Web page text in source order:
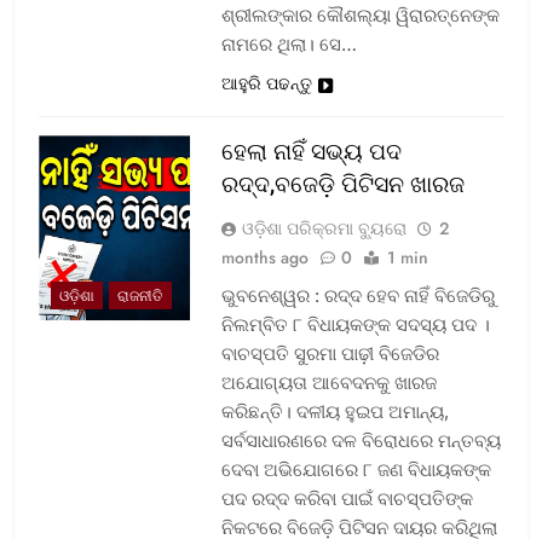
ଶ୍ରୀଲଙ୍କାର କୌଶଲ୍ୟା ୱିରାରତ୍ନେଙ୍କ
ନାମରେ ଥିଲା। ସେ…
ଆହୁରି ପଢନ୍ତୁ
ଓଡ଼ିଶା ରାଜନୀତି
ହେଲା ନାହିଁ ସଭ୍ୟ ପଦ
ରଦ୍ଦ,ବଜେଡ଼ି ପିଟିସନ ଖାରଜ
ଓଡ଼ିଶା ପରିକ୍ରମା ବ୍ୟୁରୋ
2
months ago
0 1 min
ଭୁବନେଶ୍ୱର : ରଦ୍ଦ ହେବ ନାହିଁ ବିଜେଡିରୁ
ନିଲମ୍ବିତ ୮ ବିଧାୟକଙ୍କ ସଦସ୍ୟ ପଦ ।
ବାଚସ୍ପତି ସୁରମା ପାଢ଼ୀ ବିଜେଡିର
ଅଯୋଗ୍ୟତା ଆବେଦନକୁ ଖାରଜ
କରିଛନ୍ତି। ଦଳୀୟ ହୁଇପ ଅମାନ୍ୟ,
ସର୍ବସାଧାରଣରେ ଦଳ ବିରୋଧରେ ମନ୍ତବ୍ୟ
ଦେବା ଅଭିଯୋଗରେ ୮ ଜଣ ବିଧାୟକଙ୍କ
ପଦ ରଦ୍ଦ କରିବା ପାଇଁ ବାଚସ୍ପତିଙ୍କ
ନିକଟରେ ବିଜେଡ଼ି ପିଟିସନ ଦାୟର କରିଥିଲା